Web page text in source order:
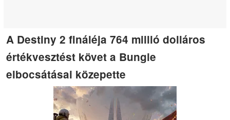
A Destiny 2 fináléja 764 millió dolláros
értékvesztést követ a Bungie
elbocsátásai közepette